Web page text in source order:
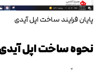
پایان فرایند ساخت اپل آیدی
نحوه ساخت اپل آیدی